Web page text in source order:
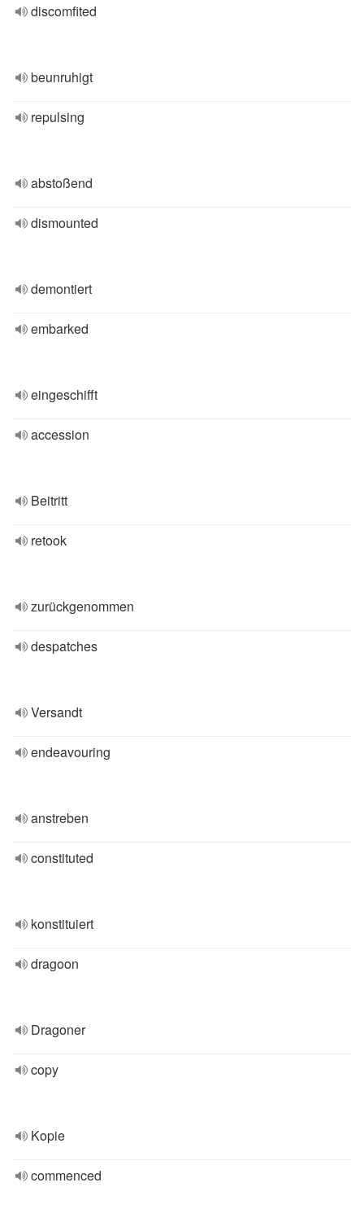
discomfited
beunruhigt
repulsing
abstoßend
dismounted
demontiert
embarked
eingeschifft
accession
Beitritt
retook
zurückgenommen
despatches
Versandt
endeavouring
anstreben
constituted
konstituiert
dragoon
Dragoner
copy
Kopie
commenced